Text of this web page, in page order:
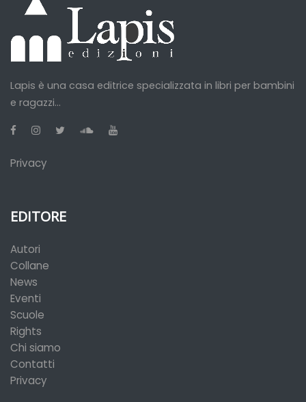
Lapis è una casa editrice specializzata in libri per bambini
e ragazzi...
Privacy
EDITORE
Autori
Collane
News
Eventi
Scuole
Rights
Chi siamo
Contatti
Privacy